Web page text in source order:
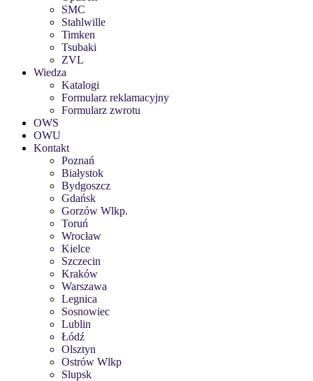
SMC
Stahlwille
Timken
Tsubaki
ZVL
Wiedza
Katalogi
Formularz reklamacyjny
Formularz zwrotu
OWS
OWU
Kontakt
Poznań
Białystok
Bydgoszcz
Gdańsk
Gorzów Wlkp.
Toruń
Wrocław
Kielce
Szczecin
Kraków
Warszawa
Legnica
Sosnowiec
Lublin
Łódź
Olsztyn
Ostrów Wlkp
Slupsk